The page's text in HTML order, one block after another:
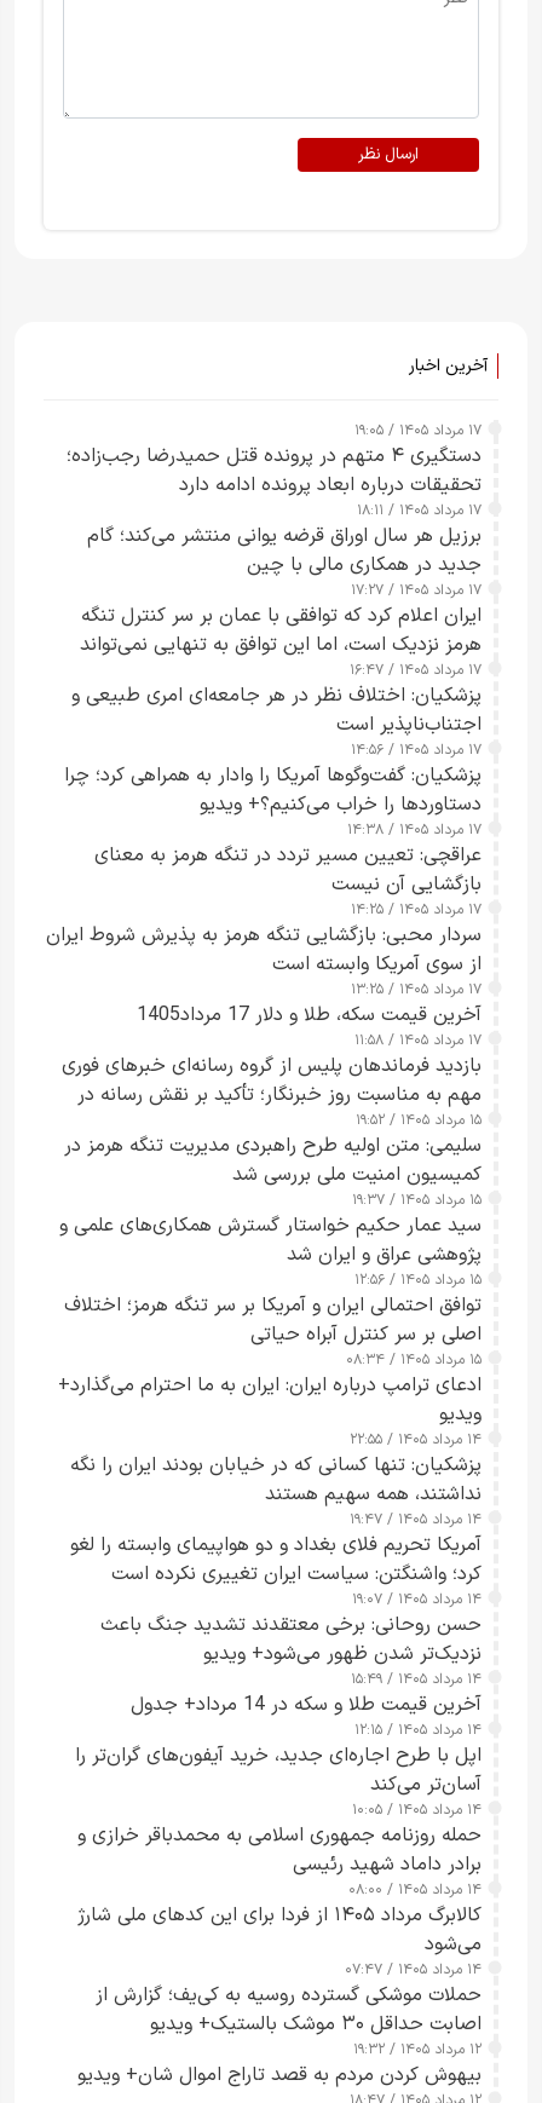
ارسال نظر
آخرین اخبار
۱۷ مرداد ۱۴۰۵ / ۱۹:۰۵
دستگیری ۴ متهم در پرونده قتل حمیدرضا رجب‌زاده؛
تحقیقات درباره ابعاد پرونده ادامه دارد
۱۷ مرداد ۱۴۰۵ / ۱۸:۱۱
برزیل هر سال اوراق قرضه یوانی منتشر می‌کند؛ گام
جدید در همکاری مالی با چین
۱۷ مرداد ۱۴۰۵ / ۱۷:۲۷
ایران اعلام کرد که توافقی با عمان بر سر کنترل تنگه
هرمز نزدیک است، اما این توافق به تنهایی نمی‌تواند
آبراه را آزاد کند
۱۷ مرداد ۱۴۰۵ / ۱۶:۴۷
پزشکیان: اختلاف نظر در هر جامعه‌ای امری طبیعی و
اجتناب‌ناپذیر است
۱۷ مرداد ۱۴۰۵ / ۱۴:۵۶
پزشکیان: گفت‌وگوها آمریکا را وادار به همراهی کرد؛ چرا
دستاوردها را خراب می‌کنیم؟+ ویدیو
۱۷ مرداد ۱۴۰۵ / ۱۴:۳۸
عراقچی: تعیین مسیر تردد در تنگه هرمز به معنای
بازگشایی آن نیست
۱۷ مرداد ۱۴۰۵ / ۱۴:۲۵
سردار محبی: بازگشایی تنگه هرمز به پذیرش شروط ایران
از سوی آمریکا وابسته است
۱۷ مرداد ۱۴۰۵ / ۱۳:۲۵
آخرین قیمت سکه، طلا و دلار 17 مرداد1405
۱۷ مرداد ۱۴۰۵ / ۱۱:۵۸
بازدید فرماندهان پلیس از گروه رسانه‌ای خبرهای فوری
مهم به مناسبت روز خبرنگار؛ تأکید بر نقش رسانه در
تقویت امنیت و اعتماد عمومی
۱۵ مرداد ۱۴۰۵ / ۱۹:۵۲
سلیمی: متن اولیه طرح راهبردی مدیریت تنگه هرمز در
کمیسیون امنیت ملی بررسی شد
۱۵ مرداد ۱۴۰۵ / ۱۹:۳۷
سید عمار حکیم خواستار گسترش همکاری‌های علمی و
پژوهشی عراق و ایران شد
۱۵ مرداد ۱۴۰۵ / ۱۲:۵۶
توافق احتمالی ایران و آمریکا بر سر تنگه هرمز؛ اختلاف
اصلی بر سر کنترل آبراه حیاتی
۱۵ مرداد ۱۴۰۵ / ۰۸:۳۴
ادعای ترامپ درباره ایران: ایران به ما احترام می‌گذارد+
ویدیو
۱۴ مرداد ۱۴۰۵ / ۲۲:۵۵
پزشکیان: تنها کسانی که در خیابان بودند ایران را نگه
نداشتند، همه سهیم هستند
۱۴ مرداد ۱۴۰۵ / ۱۹:۴۷
آمریکا تحریم فلای بغداد و دو هواپیمای وابسته را لغو
کرد؛ واشنگتن: سیاست ایران تغییری نکرده است
۱۴ مرداد ۱۴۰۵ / ۱۹:۰۷
حسن روحانی: برخی معتقدند تشدید جنگ باعث
نزدیک‌تر شدن ظهور می‌شود+ ویدیو
۱۴ مرداد ۱۴۰۵ / ۱۵:۴۹
آخرین قیمت طلا و سکه در 14 مرداد+ جدول
۱۴ مرداد ۱۴۰۵ / ۱۲:۱۵
اپل با طرح اجاره‌ای جدید، خرید آیفون‌های گران‌تر را
آسان‌تر می‌کند
۱۴ مرداد ۱۴۰۵ / ۱۰:۰۵
حمله روزنامه جمهوری اسلامی به محمدباقر خرازی و
برادر داماد شهید رئیسی
۱۴ مرداد ۱۴۰۵ / ۰۸:۰۰
کالابرگ مرداد ۱۴۰۵ از فردا برای این کدهای ملی شارژ
می‌شود
۱۴ مرداد ۱۴۰۵ / ۰۷:۴۷
حملات موشکی گسترده روسیه به کی‌یف؛ گزارش از
اصابت حداقل ۳۰ موشک بالستیک+ ویدیو
۱۲ مرداد ۱۴۰۵ / ۱۹:۳۲
بیهوش کردن مردم به قصد تاراج اموال شان+ ویدیو